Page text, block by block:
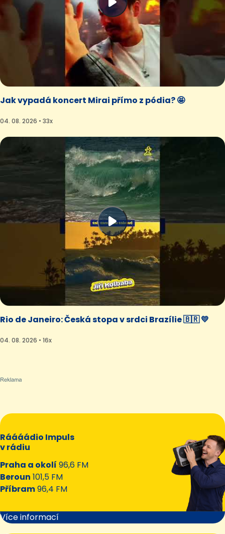
Jak vypadá koncert Mirai přímo z pódia? 🤩
04. 08. 2026 • 33x
Rio de Janeiro: Česká stopa v srdci Brazílie 🇧🇷 💛
04. 08. 2026 • 16x
Ráááádio Impuls
v rádiu
Praha a okolí 96,6 FM
Beroun 101,5 FM
Příbram96,4 FM
Více informací